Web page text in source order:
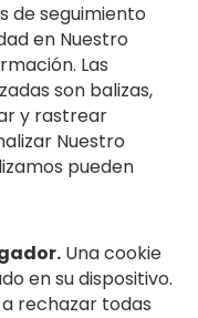
de seguimiento
en Nuestro
Las
son balizas,
y rastrear
Nuestro
pueden
Una cookie
en su dispositivo.
rechazar todas